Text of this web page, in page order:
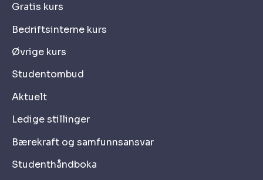
gjenvinningsbransjen etter utvalgte
målgruppers behov
andre bedrifter i gjenvinningsbransjen, og
problemstillinger innen
produksjonsledelse
arbeidsmetoder og maler for utførelse av
produksjon i gjenvinningsbransjen
Gratis kurs
Bedriftsinterne kurs
Øvrige kurs
Studentombud
Aktuelt
Ledige stillinger
Bærekraft og samfunnsansvar
Studenthåndboka